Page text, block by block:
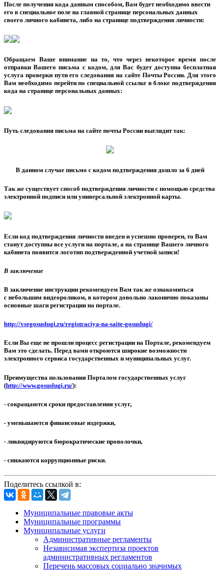
После получения кода данным способом, Вам будет необходимо ввести
его в специальное поле на главной странице персональных данных
своего личного кабинета, либо на странице подтверждения личности:
Обращаем Ваше внимание на то, что через некоторое время после
отправки Вашего письма с кодом, для Вас будет доступна бесплатная
услуга проверки пути его следования на сайте Почты России. Для этого
Вам необходимо перейти по специальной ссылке в блоке подтверждения
кода на странице персональных данных:
Путь следования письма на сайте почты России выглядит так:
В данном случае письмо с кодом подтверждения дошло за 6 дней
Так же существует способ подтверждения личности с помощью средства
электронной подписи или универсальной электронной карты.
Если код подтверждения личности введен и успешно проверен, то Вам
станут доступны все услуги на портале, а на странице Вашего личного
кабинета появится логотип подтвержденной учетной записи!
В заключение
В заключение инструкции рекомендуем Вам так же ознакомиться
с небольшим видеороликом, в котором довольно лаконично показаны
основные шаги регистрации на портале.
http://vsegosuslugi.ru/registraciya-na-saite-gosuslugi/
Если Вы еще не прошли процесс регистрации на Портале, рекомендуем
Вам это сделать. Перед вами откроются широкие возможности
электронного сервиса государственных и муниципальных услуг.
Преимущества пользования Порталом государственных услуг
(http://www.gosuslugi.ru/):
- сокращаются сроки предоставления услуг,
- уменьшаются финансовые издержки,
- ликвидируются бюрократические проволочки,
- снижаются коррупционные риски.
Поделитесь ссылкой в:
Муниципальные правовые акты
Муниципальные программы
Муниципальные услуги
Административные регламенты
Независимая экспертиза проектов
административных регламентов
Перечень массовых социально значимых